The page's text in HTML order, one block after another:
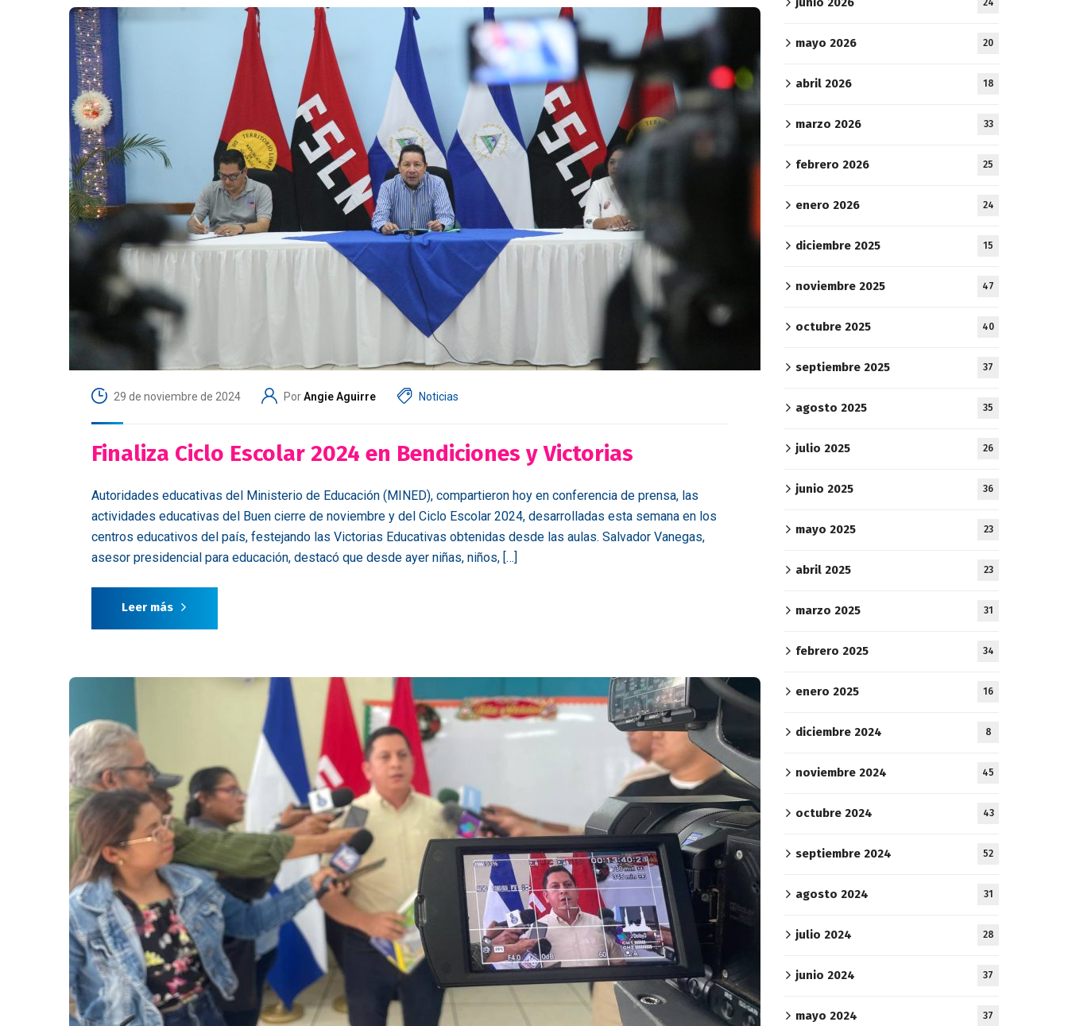
29 de noviembre de 2024 PorAngie Aguirre Noticias
Finaliza Ciclo Escolar 2024 en Bendiciones y Victorias
Autoridades educativas del Ministerio de Educación (MINED), compartieron hoy en conferencia de prensa, las
actividades educativas del Buen cierre de noviembre y del Ciclo Escolar 2024, desarrolladas esta semana en los
centros educativos del país, festejando las Victorias Educativas obtenidas desde las aulas. Salvador Vanegas,
asesor presidencial para educación, destacó que desde ayer niñas, niños, […]
Leer más
mayo 2026 20
abril 2026 18
marzo 2026 33
febrero 2026 25
enero 2026 24
diciembre 2025 15
noviembre 2025 47
octubre 2025 40
septiembre 2025 37
agosto 2025 35
julio 2025 26
junio 2025 36
mayo 2025 23
abril 2025 23
marzo 2025 31
febrero 2025 34
enero 2025 16
diciembre 2024 8
noviembre 2024 45
octubre 2024 43
septiembre 2024 52
agosto 2024 31
julio 2024 28
junio 2024 37
mayo 2024 37